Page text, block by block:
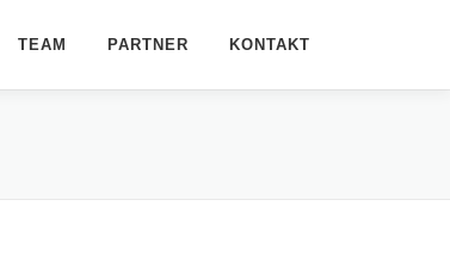
TEAM PARTNER KONTAKT